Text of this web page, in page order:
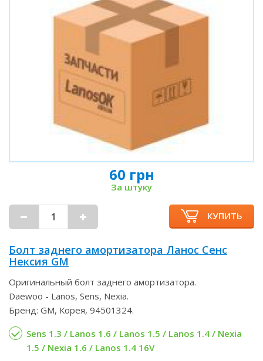
60 грн
За штуку
КУПИТЬ
Болт заднего амортизатора Ланос Сенс
Нексия GM
Оригинальный болт заднего амортизатора.
Daewoo - Lanos, Sens, Nexia.
Бренд: GM, Корея, 94501324.
Sens 1.3 / Lanos 1.6 / Lanos 1.5 / Lanos 1.4 / Nexia
1.5 / Nexia 1.6 / Lanos 1.4 16V